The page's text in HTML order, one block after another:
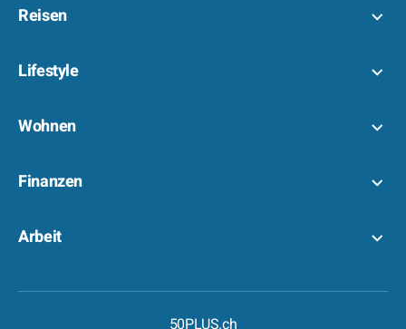
Reisen
Lifestyle
Wohnen
Finanzen
Arbeit
50PLUS.ch